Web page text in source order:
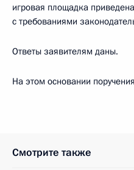
игровая площадка
с требованиями
Ответы заявителям даны.
На этом основании
Смотрите также